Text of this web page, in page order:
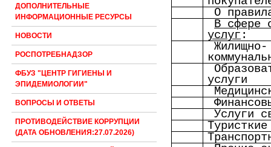
ДОПОЛНИТЕЛЬНЫЕ
ИНФОРМАЦИОННЫЕ РЕСУРСЫ
НОВОСТИ
РОСПОТРЕБНАДЗОР
ФБУЗ "ЦЕНТР ГИГИЕНЫ И
ЭПИДЕМИОЛОГИИ"
ВОПРОСЫ И ОТВЕТЫ
ПРОТИВОДЕЙСТВИЕ КОРРУПЦИИ
(ДАТА ОБНОВЛЕНИЯ:27.07.2026)
О
В сфере
услуг :
Жилищно-
услуги
Услуги